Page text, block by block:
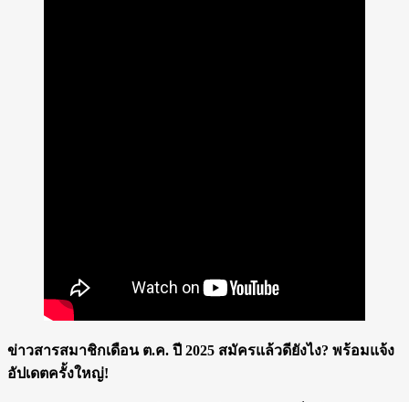
ข่าวสารสมาชิกเดือน ต.ค. ปี 2025 สมัครแล้วดียังไง? พร้อมแจ้ง
อัปเดตครั้งใหญ่!